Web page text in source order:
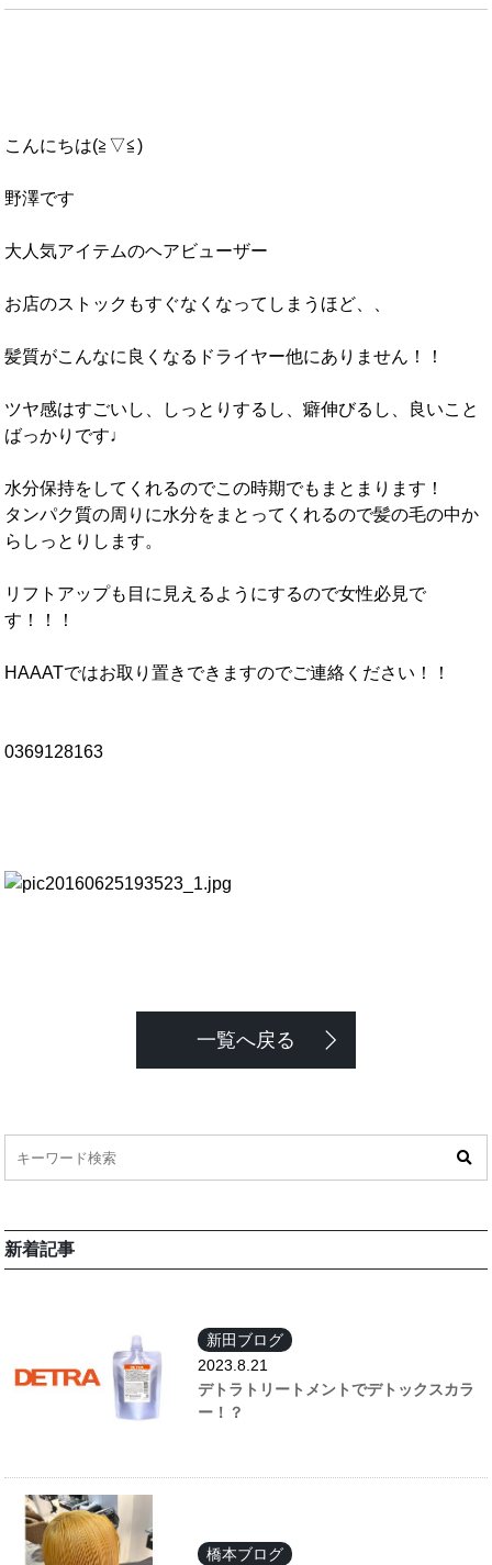
こんにちは(≧▽≦)
野澤です
大人気アイテムのヘアビューザー
お店のストックもすぐなくなってしまうほど、、
髪質がこんなに良くなるドライヤー他にありません！！
ツヤ感はすごいし、しっとりするし、癖伸びるし、良いこと
ばっかりです♩
水分保持をしてくれるのでこの時期でもまとまります！
タンパク質の周りに水分をまとってくれるので髪の毛の中か
らしっとりします。
リフトアップも目に見えるようにするので女性必見で
す！！！
HAAATではお取り置きできますのでご連絡ください！！
0369128163
一覧へ戻る
新着記事
新田ブログ
2023.8.21
デトラトリートメントでデトックスカラ
ー！？
橋本ブログ